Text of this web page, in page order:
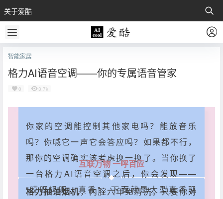
关于爱酷
智能家居
格力AI语音空调——你的专属语音管家
0 3.7k
你家的空调能控制其他家电吗？能放音乐
吗？你喊它一声它会答应吗？如果都不行，
那你的空调确实该考虑换一换了。当你换了
一台格力AI语音空调之后，你会发现——
“哎呀妈呀，真香”，下面就是大型真香现
互联万物 一呼百应
格力抽油烟机，内腔六年免清洗。只要你对